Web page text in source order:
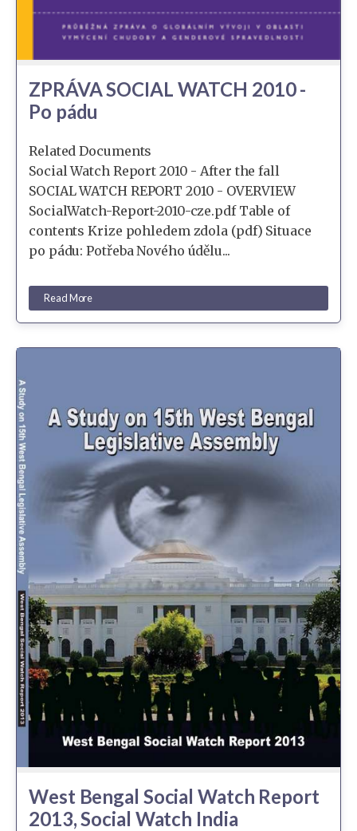
ZPRÁVA SOCIAL WATCH 2010 -
Po pádu
Related Documents
Social Watch Report 2010 - After the fall
SOCIAL WATCH REPORT 2010 - OVERVIEW
SocialWatch-Report-2010-cze.pdf Table of
contents Krize pohledem zdola (pdf) Situace
po pádu: Potřeba Nového údělu...
Read More
West Bengal Social Watch Report
2013, Social Watch India